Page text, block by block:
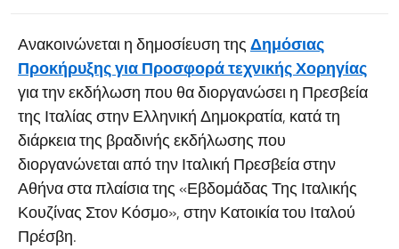
Ανακοινώνεται η δημοσίευση τηςΔημόσιας
Προκήρυξης για Προσφορά τεχνικής Χορηγίας
για την εκδήλωση που θα διοργανώσει η Πρεσβεία
της Ιταλίας στην Ελληνική Δημοκρατία, κατά τη
διάρκεια της βραδινής εκδήλωσης που
διοργανώνεται από την Ιταλική Πρεσβεία στην
Αθήνα στα πλαίσια της «Εβδομάδας Της Ιταλικής
Κουζίνας Στον Κόσμο», στην Κατοικία του Ιταλού
Πρέσβη.